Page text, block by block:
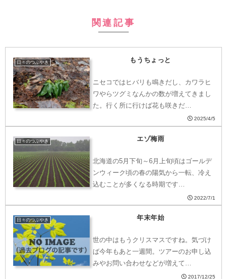
関連記事
日々のつぶやき もうちょっと
ニセコではヒバリも鳴きだし、カワラヒ
ワやらツグミなんかの数が増えてきまし
た。行く所に行けば花も咲きだ…
2025/4/5
日々のつぶやき エゾ梅雨
北海道の5月下旬～6月上旬頃はゴールデ
ンウィーク頃の春の陽気から一転、冷え
込むことが多くなる時期です…
2022/7/1
日々のつぶやき 年末年始
世の中はもうクリスマスですね。気づけ
ば今年もあと一週間。ツアーのお申し込
みやお問い合わせなどが増えて…
2017/12/25